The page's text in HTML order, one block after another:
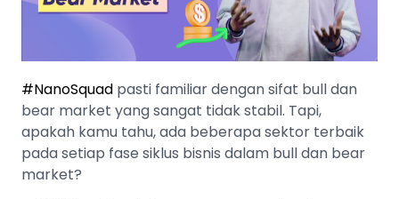
#NanoSquad pasti familiar dengan sifat bull dan
bear market yang sangat tidak stabil. Tapi,
apakah kamu tahu, ada beberapa sektor terbaik
pada setiap fase siklus bisnis dalam bull dan bear
market?